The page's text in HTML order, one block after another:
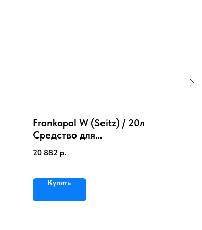
Frankopal W (Seitz) / 20л
Средство для
предварительной зачистки
20 882 р.
Купить